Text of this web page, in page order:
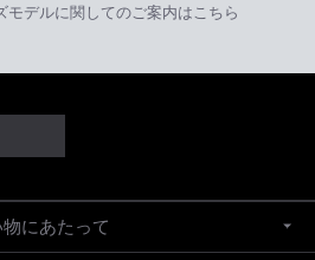
モデルに関してのご案内はこちら
にあたって